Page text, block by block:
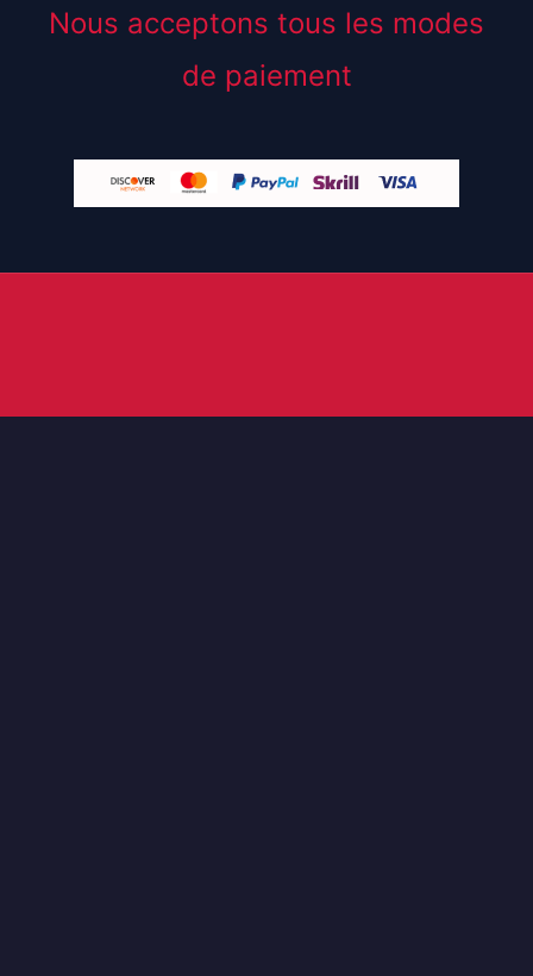
Nous acceptons tous les modes
de paiement